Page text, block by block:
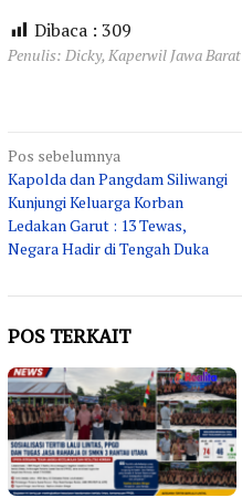
Dibaca : 309
Penulis: Dicky, Kaperwil Jawa Barat
Navigasi
pos
Pos sebelumnya
Kapolda dan Pangdam Siliwangi
Kunjungi Keluarga Korban
Ledakan Garut : 13 Tewas,
Negara Hadir di Tengah Duka
POS TERKAIT